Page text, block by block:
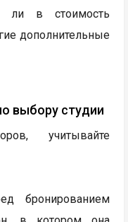
ли в стоимость
дополнительные
выбору студии
учитывайте
бронированием